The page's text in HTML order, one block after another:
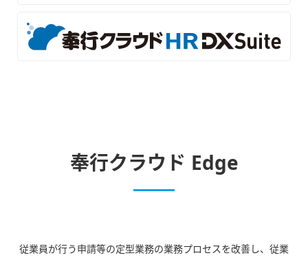
奉行クラウド Edge
従業員が行う申請等の定型業務の業務プロセスを改善し、従業